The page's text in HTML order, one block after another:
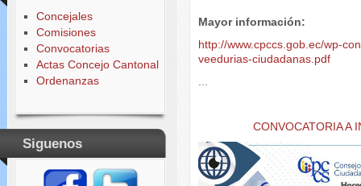
Concejales
Comisiones
Convocatorias
Actas Concejo Cantonal
Ordenanzas
Siguenos
Mayor información:
http://www.cpccs.gob.ec/wp-
veedurias-ciudadanas.pdf
CONVOCATORIA A